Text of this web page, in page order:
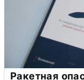
Ракетная